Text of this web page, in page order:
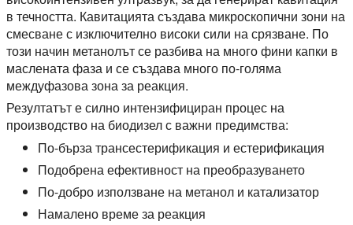
в течността. Кавитацията създава микроскопични зони на
смесване с изключително високи сили на срязване. По
този начин метанолът се разбива на много фини капки в
маслената фаза и се създава много по-голяма
междуфазова зона за реакция.
Резултатът е силно интензифициран процес на
производство на биодизел с важни предимства:
По-бърза трансестерификация и естерификация
Подобрена ефективност на преобразуването
По-добро използване на метанол и катализатор
Намалено време за реакция